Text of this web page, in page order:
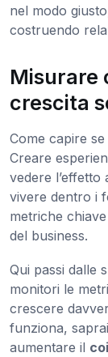
nel modo
costruendo
Misurare
crescita
Come capire
Creare
vedere l’effetto
vivere dentro i
metriche
del business.
Qui passi dalle
monitori le
crescere
funziona,
aumentare il